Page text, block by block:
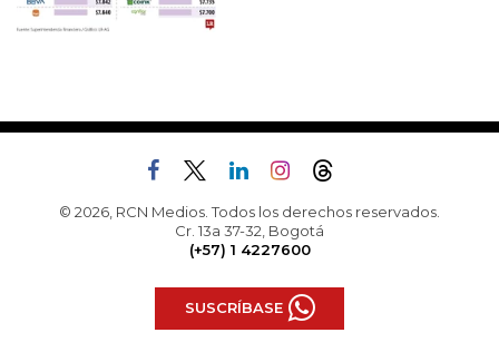
© 2026, RCN Medios. Todos los derechos reservados.
Cr. 13a 37-32, Bogotá
(+57) 1 4227600
SUSCRÍBASE